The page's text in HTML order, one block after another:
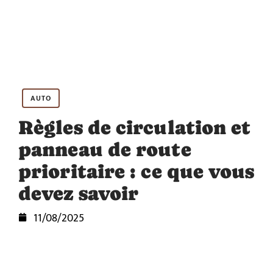
AUTO
Règles de circulation et
panneau de route
prioritaire : ce que vous
devez savoir
11/08/2025